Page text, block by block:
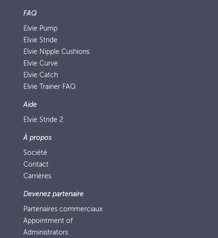
FAQ
Elvie Pump
Elvie Stride
Elvie Nipple Cushions
Elvie Curve
Elvie Catch
Elvie Trainer FAQ
Aide
Elvie Stride 2
À propos
Société
Contact
Carrières
Devenez partenaire
Partenaires commerciaux
Appointment of
Administrators